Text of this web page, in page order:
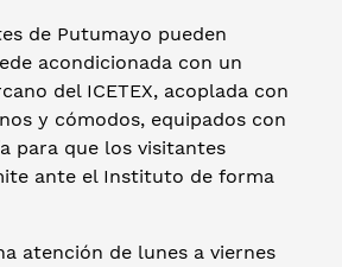
de Putumayo pueden
acondicionada con un
del ICETEX, acoplada con
y cómodos, equipados con
para que los visitantes
ante el Instituto de forma
atención de lunes a viernes